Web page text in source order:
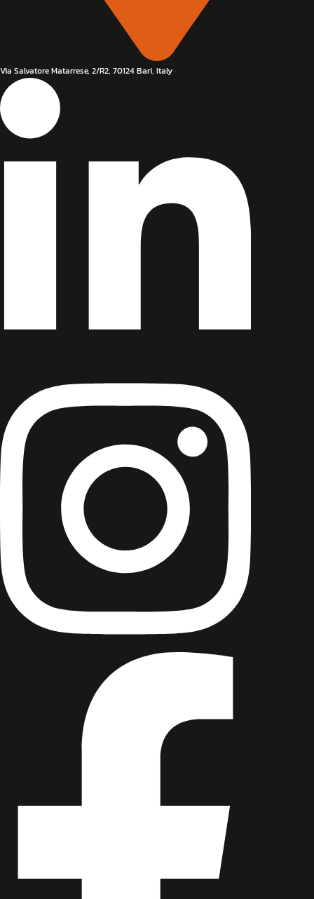
Via Salvatore Matarrese, 2/R2, 70124 Bari, Italy